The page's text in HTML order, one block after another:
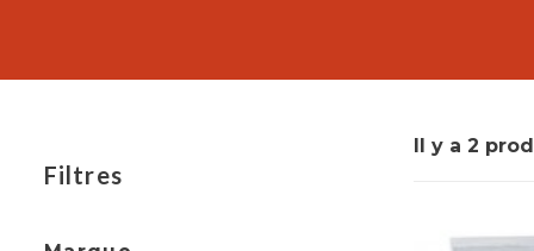
Le lave main professionnel est parfaitement
fonctionnel permet une utilisation aisée, tandis
Filtres
Il y a 2